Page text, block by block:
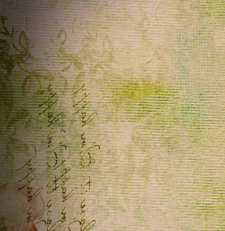
ૡScritto in Home
DanyGraphic~06/04/2026 20:14:40
Ciao Penny , grazie per il tuo consiglio, sei sempre un punto
di riferimento . Un abbraccione a te . Ti auguro una buona
serata
ૡScritto inHome
DanyGraphic~06/04/2026 13:51:58
Ciao Penny e buona Pasquetta , oggi casualmente ho dato
occhiata alle pagine con testo scorrevole che volevo
sistemare e magicamente funziona tutto come prima ,
compreso le stelline che scendono sulle immagini .....è un
caso che tu sappia ....? io non trovo nulla a riguardo, ma
credo rimetterò le pagine online . Buonissima giornata
ૡScritto inHome
ૡPenelope♥ ~ 04/04/2026 17:38:15
Grazie infinite Bibi e Krault un abbraccio forte forte Buona
Pasqua a voi e a tutti gli amici del telaio